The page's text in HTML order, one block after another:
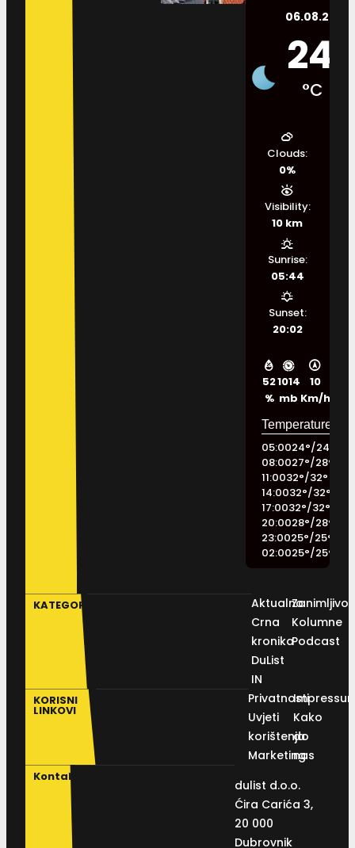
06.08.2026.
24
°C
52
%
1014
mb
10
Km/h
Clouds:
0%
Visibility:
10 km
Sunrise:
05:44
Sunset:
20:02
05:0024°/24
08:0027°/28°
11:0032°/32°
14:0032°/32°
17:0032°/32°
20:0028°/28°
23:0025°/25°
02:0025°/25°
KATEGORIJE
Aktualno
Crna
kronika
DuList
IN
Kolumne
Podcast
KORISNI
LINKOVI
Privatnosti
Uvjeti
korištenja
Marketing
Kako
do
nas
Kontakt
dulist d.o.o.
Ćira Carića 3,
20 000
Dubrovnik